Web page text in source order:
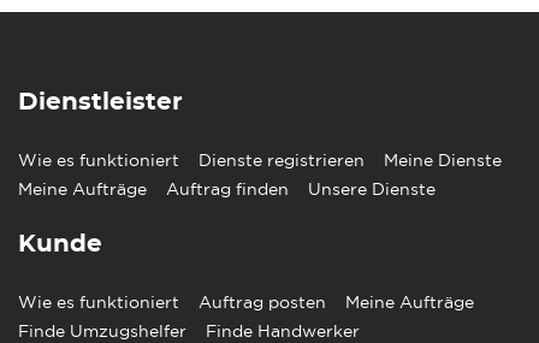
Dienstleister
Wie es funktioniert Dienste registrieren
Meine Dienste
Meine Aufträge
Auftrag finden Unsere Dienste
Kunde
Wie es funktioniert Auftrag posten
Meine Aufträge
Finde Umzugshelfer
Finde Handwerker